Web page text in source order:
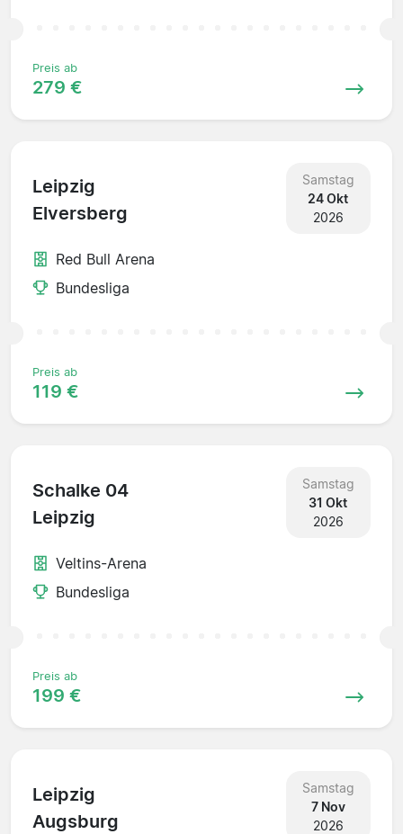
Preis ab
279 €
Leipzig
Elversberg
Samstag
24 Okt
2026
Red Bull Arena
Bundesliga
Preis ab
119 €
Schalke 04
Leipzig
Samstag
31 Okt
2026
Veltins-Arena
Bundesliga
Preis ab
199 €
Leipzig
Augsburg
Samstag
7 Nov
2026